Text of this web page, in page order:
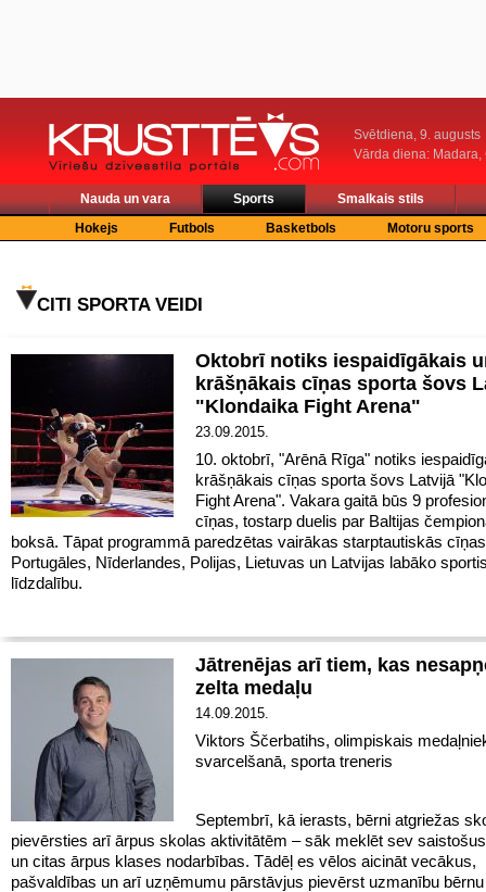
Svētdiena, 9. augusts
Vārda diena: Madara,
Nauda un vara Sports
Smalkais stils
Hokejs
Futbols Basketbols Motoru sports
CITI SPORTA VEIDI
Oktobrī notiks iespaidīgākais
krāšņākais cīņas sporta šovs
"Klondaika Fight Arena"
23.09.2015.
10. oktobrī, "Arēnā Rīga" notiks
krāšņākais cīņas sporta šovs Latvijā
Fight Arena". Vakara gaitā būs 9
cīņas, tostarp duelis par Baltijas
boksā. Tāpat programmā paredzētas vairākas starptautiskās
Portugāles, Nīderlandes, Polijas, Lietuvas un Latvijas labāko
līdzdalību.
Jātrenējas arī tiem, kas
zelta medaļu
14.09.2015.
Viktors Ščerbatihs, olimpiskais
svarcelšanā, sporta treneris
Septembrī, kā ierasts, bērni atgriežas
pievērsties arī ārpus skolas aktivitātēm – sāk meklēt sev
un citas ārpus klases nodarbības. Tādēļ es vēlos aicināt vecākus,
pašvaldības un arī uzņēmumu pārstāvjus pievērst uzmanību